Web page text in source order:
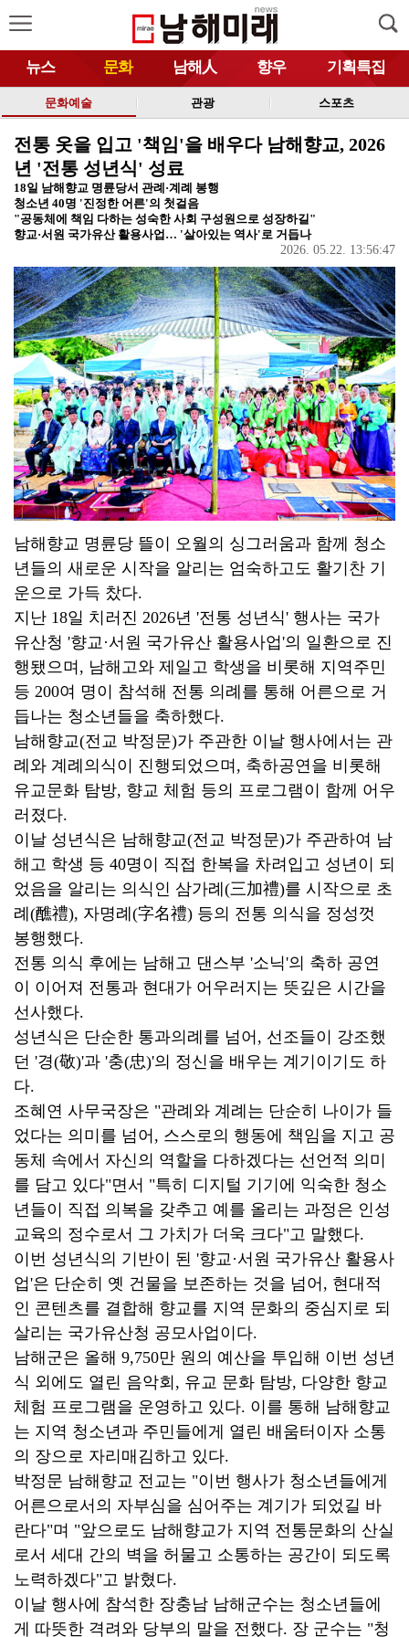
뉴스 문화 남해人 향우 기획특집
문화예술 관광 스포츠
전통 옷을 입고 '책임'을 배우다 남해향교, 2026
년 '전통 성년식' 성료
18일 남해향교 명륜당서 관례·계례 봉행
청소년 40명 '진정한 어른'의 첫걸음
"공동체에 책임 다하는 성숙한 사회 구성원으로 성장하길"
향교·서원 국가유산 활용사업… '살아있는 역사'로 거듭나
2026. 05.22. 13:56:47
남해향교 명륜당 뜰이 오월의 싱그러움과 함께 청소
년들의 새로운 시작을 알리는 엄숙하고도 활기찬 기
운으로 가득 찼다.
지난 18일 치러진 2026년 '전통 성년식' 행사는 국가
유산청 '향교·서원 국가유산 활용사업'의 일환으로 진
행됐으며, 남해고와 제일고 학생을 비롯해 지역주민
등 200여 명이 참석해 전통 의례를 통해 어른으로 거
듭나는 청소년들을 축하했다.
남해향교(전교 박정문)가 주관한 이날 행사에서는 관
례와 계례의식이 진행되었으며, 축하공연을 비롯해
유교문화 탐방, 향교 체험 등의 프로그램이 함께 어우
러졌다.
이날 성년식은 남해향교(전교 박정문)가 주관하여 남
해고 학생 등 40명이 직접 한복을 차려입고 성년이 되
었음을 알리는 의식인 삼가례(三加禮)를 시작으로 초
례(醮禮), 자명례(字名禮) 등의 전통 의식을 정성껏
봉행했다.
전통 의식 후에는 남해고 댄스부 '소닉'의 축하 공연
이 이어져 전통과 현대가 어우러지는 뜻깊은 시간을
선사했다.
성년식은 단순한 통과의례를 넘어, 선조들이 강조했
던 '경(敬)'과 '충(忠)'의 정신을 배우는 계기이기도 하
다.
조혜연 사무국장은 "관례와 계례는 단순히 나이가 들
었다는 의미를 넘어, 스스로의 행동에 책임을 지고 공
동체 속에서 자신의 역할을 다하겠다는 선언적 의미
를 담고 있다"면서 "특히 디지털 기기에 익숙한 청소
년들이 직접 의복을 갖추고 예를 올리는 과정은 인성
교육의 정수로서 그 가치가 더욱 크다"고 말했다.
이번 성년식의 기반이 된 '향교·서원 국가유산 활용사
업'은 단순히 옛 건물을 보존하는 것을 넘어, 현대적
인 콘텐츠를 결합해 향교를 지역 문화의 중심지로 되
살리는 국가유산청 공모사업이다.
남해군은 올해 9,750만 원의 예산을 투입해 이번 성년
식 외에도 열린 음악회, 유교 문화 탐방, 다양한 향교
체험 프로그램을 운영하고 있다. 이를 통해 남해향교
는 지역 청소년과 주민들에게 열린 배움터이자 소통
의 장으로 자리매김하고 있다.
박정문 남해향교 전교는 "이번 행사가 청소년들에게
어른으로서의 자부심을 심어주는 계기가 되었길 바
란다"며 "앞으로도 남해향교가 지역 전통문화의 산실
로서 세대 간의 벽을 허물고 소통하는 공간이 되도록
노력하겠다"고 밝혔다.
이날 행사에 참석한 장충남 남해군수는 청소년들에
게 따뜻한 격려와 당부의 말을 전했다. 장 군수는 "청